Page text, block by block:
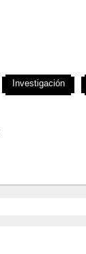
Investigación